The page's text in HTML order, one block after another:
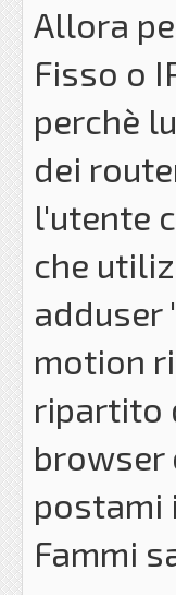
Allora
Fisso o
perchè
dei
l'utente
che
adduser
motion
ripartito
browser
postami
Fammi